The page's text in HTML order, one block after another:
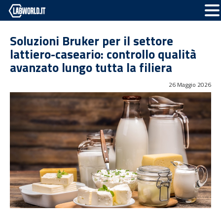
Soluzioni Bruker per il settore
lattiero-caseario: controllo qualità
avanzato lungo tutta la filiera
26 Maggio 2026